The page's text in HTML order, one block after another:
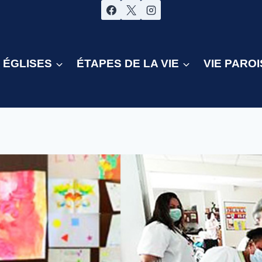
ÉGLISES ÉTAPES DE LA VIE VIE